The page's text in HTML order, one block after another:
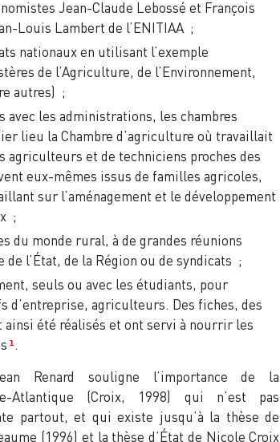
Jean-Claude Lebossé et François
Louis Lambert de l’ENITIAA ;
nationaux en utilisant l’exemple
de l’Agriculture, de l’Environnement,
autres) ;
avec les administrations, les chambres
lieu la Chambre d’agriculture où travaillait
agriculteurs et de techniciens proches des
eux-mêmes issus de familles agricoles,
sur l’aménagement et le développement
;
du monde rural, à de grandes réunions
l’État, de la Région ou de syndicats ;
seuls ou avec les étudiants, pour
d’entreprise, agriculteurs. Des fiches, des
ainsi été réalisés et ont servi à nourrir les
1 .
Renard souligne l’importance de la
Atlantique (Croix, 1998) qui n’est pas
partout, et qui existe jusqu’à la thèse de
(1996) et la thèse d’État de Nicole Croix